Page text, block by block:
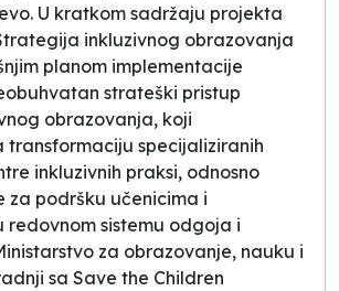
U kratkom sadržaju projekta
inkluzivnog obrazovanja
planom implementacije
strateški pristup
obrazovanja, koji
transformaciju specijaliziranih
inkluzivnih praksi, odnosno
za podršku učenicima i
redovnom sistemu odgoja i
za obrazovanje, nauku i
sa Save the Children